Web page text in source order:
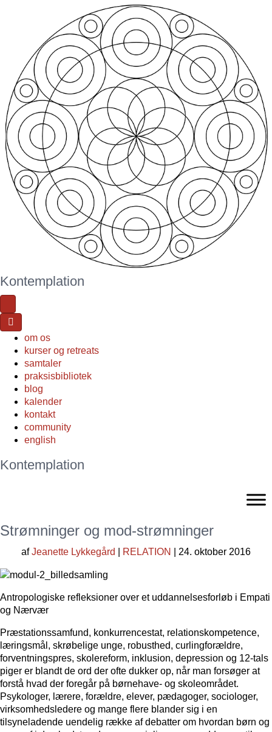
Kontemplation
om os
kurser og retreats
samtaler
praksisbibliotek
blog
kalender
kontakt
community
english
Kontemplation
Strømninger og mod-strømninger
afJeanette Lykkegård RELATION | 24. oktober 2016
Antropologiske refleksioner over et uddannelsesforløb i Empati
og Nærvær
Præstationssamfund, konkurrencestat, relationskompetence,
læringsmål, skrøbelige unge, robusthed, curlingforældre,
forventningspres, skolereform, inklusion, depression og 12-tals
piger er blandt de ord der ofte dukker op, når man forsøger at
forstå hvad der foregår på børnehave- og skoleområdet.
Psykologer, lærere, forældre, elever, pædagoger, sociologer,
virksomhedsledere og mange flere blander sig i en
tilsyneladende uendelig række af debatter om hvordan børn og